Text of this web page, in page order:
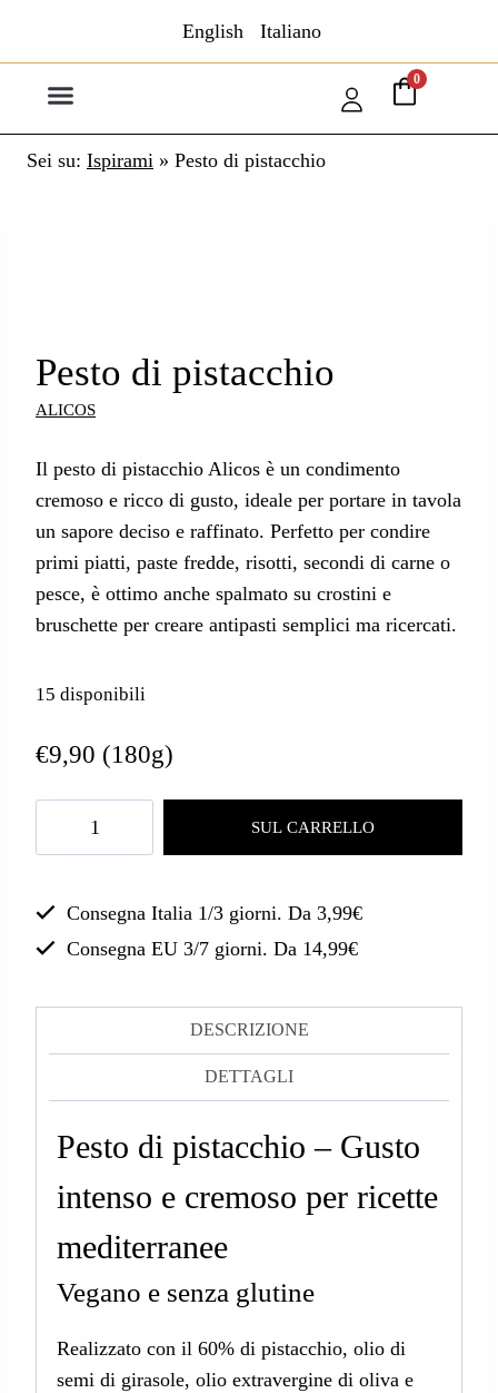
English Italiano
0
Sei su: Ispirami » Pesto di pistacchio
Pesto di pistacchio
ALICOS
Il pesto di pistacchio Alicos è un condimento
cremoso e ricco di gusto, ideale per portare in tavola
un sapore deciso e raffinato. Perfetto per condire
primi piatti, paste fredde, risotti, secondi di carne o
pesce, è ottimo anche spalmato su crostini e
bruschette per creare antipasti semplici ma ricercati.
15 disponibili
€9,90 (180g)
SUL CARRELLO
Consegna Italia 1/3 giorni. Da 3,99€
Consegna EU 3/7 giorni. Da 14,99€
DESCRIZIONE
DETTAGLI
Pesto di pistacchio – Gusto
intenso e cremoso per ricette
mediterranee
Vegano e senza glutine
Realizzato con il 60% di pistacchio, olio di
semi di girasole, olio extravergine di oliva e